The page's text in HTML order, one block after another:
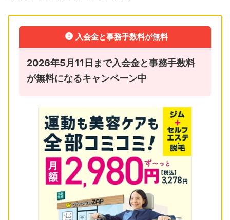
入会金と事務手数料が無料
2026年5月11日まで入会金と事務手数料
が無料になるキャンペーン中